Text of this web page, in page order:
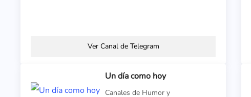
Ver Canal de Telegram
Un día como hoy
Canales de Humor y